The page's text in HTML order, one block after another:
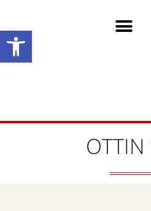
פתח